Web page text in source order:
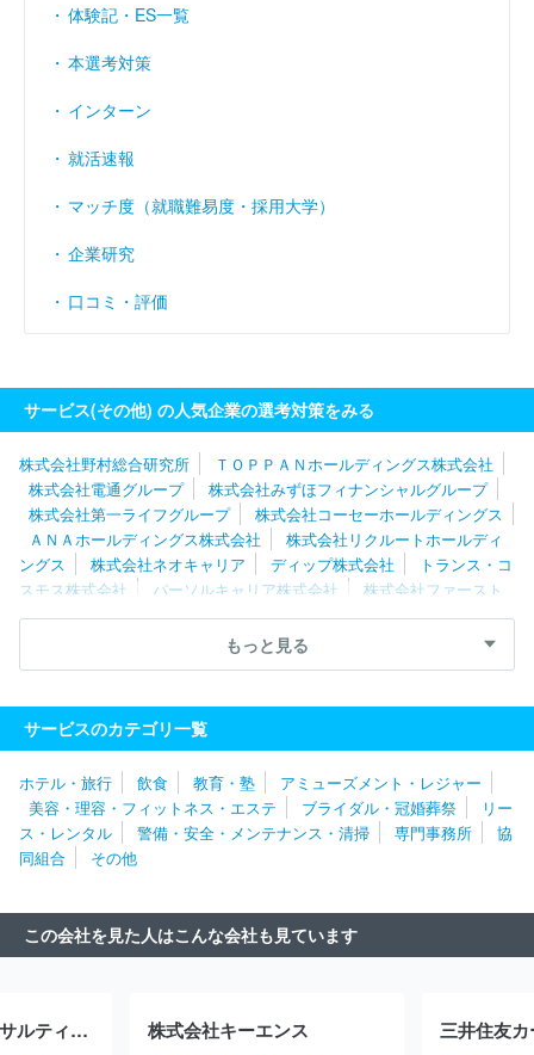
体験記・ES一覧
本選考対策
インターン
就活速報
マッチ度（就職難易度・採用大学）
企業研究
口コミ・評価
サービス(その他) の人気企業の選考対策をみる
株式会社野村総合研究所
ＴＯＰＰＡＮホールディングス株式会社
株式会社電通グループ
株式会社みずほフィナンシャルグループ
株式会社第一ライフグループ
株式会社コーセーホールディングス
ＡＮＡホールディングス株式会社
株式会社リクルートホールディ
ングス
株式会社ネオキャリア ディップ株式会社
トランス・コ
スモス株式会社
パーソルキャリア株式会社
株式会社ファースト
リテイリング
ソフトバンクグループ株式会社 エン株式会社
株
東京電力ホールディングス株式会社
レイス株式会社
社ＢＲＥＸＡ Ｔｅｃｈｎｏｌｏｇｙ
株式会社リクルートキャリ
ア
日揮ホールディングス株式会社
社ジャステック
吉本興業ホールディングス株式会社
株式会社テ
クノプロ
株式会社ワンスター エイベックス株式会社
パーソル
クロステクノロジー株式会社
フジパングループ本社株式会社
パ
ーソルテンプスタッフ株式会社
ー株式会社
イオンフィナンシャルサービス株式会社
株式会社ジ
ェイエイシーリクルートメント
株式会社Ｕ‐ＮＥＸＴ ＨＯＬＤＩＮ
ＧＳ
三井不動産レジデンシャルサービス株式会社
日研トータル
もっと見る
サービスのカテゴリ一覧
ホテル・旅行 飲食 教育・塾
アミューズメント・レジャー
美容・理容・フィットネス・エステ
ブライダル・冠婚葬祭
リー
ス・レンタル
警備・安全・メンテナンス・清掃 専門事務所
協
同組合
その他
この会社を見た人はこんな会社も見ています
株式会社日立コンサルティング 株式会社キーエンス 三井住友